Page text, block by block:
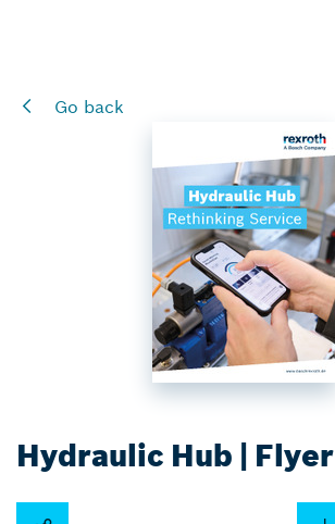
Go back
Hydraulic Hub | Flyer